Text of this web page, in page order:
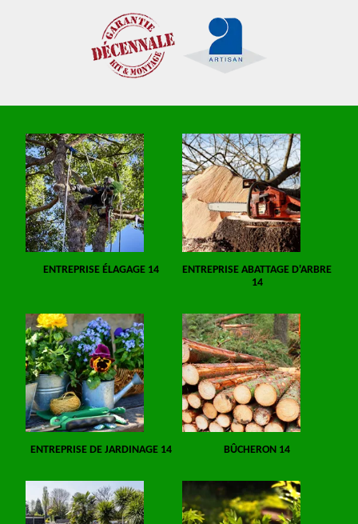
ENTREPRISE ÉLAGAGE 14
ENTREPRISE ABATTAGE D'ARBRE
14
ENTREPRISE DE JARDINAGE 14 BÛCHERON 14